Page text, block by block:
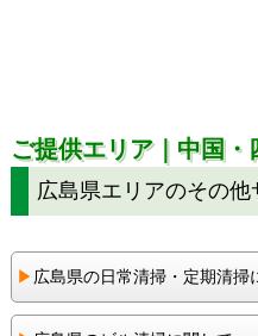
ご提供エリア｜中国
広島県エリアのその他
▶︎ 広島県の日常清掃・定期清掃